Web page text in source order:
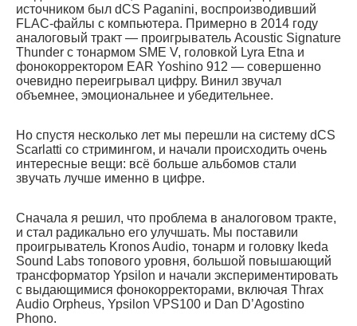
источником был dCS Paganini, воспроизводивший
FLAC-файлы с компьютера. Примерно в 2014 году
аналоговый тракт — проигрыватель Acoustic Signature
Thunder с тонармом SME V, головкой Lyra Etna и
фонокорректором EAR Yoshino 912 — совершенно
очевидно переигрывал цифру. Винил звучал
объемнее, эмоциональнее и убедительнее.
Но спустя несколько лет мы перешли на систему dCS
Scarlatti со стримингом, и начали происходить очень
интересные вещи: всё больше альбомов стали
звучать лучше именно в цифре.
Сначала я решил, что проблема в аналоговом тракте,
и стал радикально его улучшать. Мы поставили
проигрыватель Kronos Audio, тонарм и головку Ikeda
Sound Labs топового уровня, большой повышающий
трансформатор Ypsilon и начали экспериментировать
с выдающимися фонокорректорами, включая Thrax
Audio Orpheus, Ypsilon VPS100 и Dan D’Agostino
Phono.